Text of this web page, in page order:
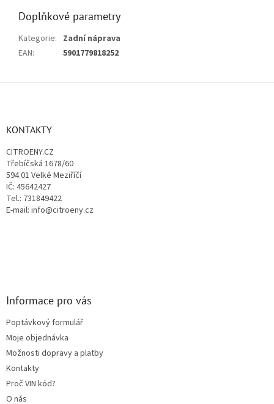
Doplňkové parametry
Kategorie: Zadní náprava
EAN: 5901779818252
KONTAKTY
CITROENY.CZ
Třebíčská 1678/60
594 01 Velké Meziříčí
IČ: 45642427
Tel.: 731849422
E-mail: info@citroeny.cz
Informace pro vás
Poptávkový formulář
Moje objednávka
Možnosti dopravy a platby
Kontakty
Proč VIN kód?
O nás